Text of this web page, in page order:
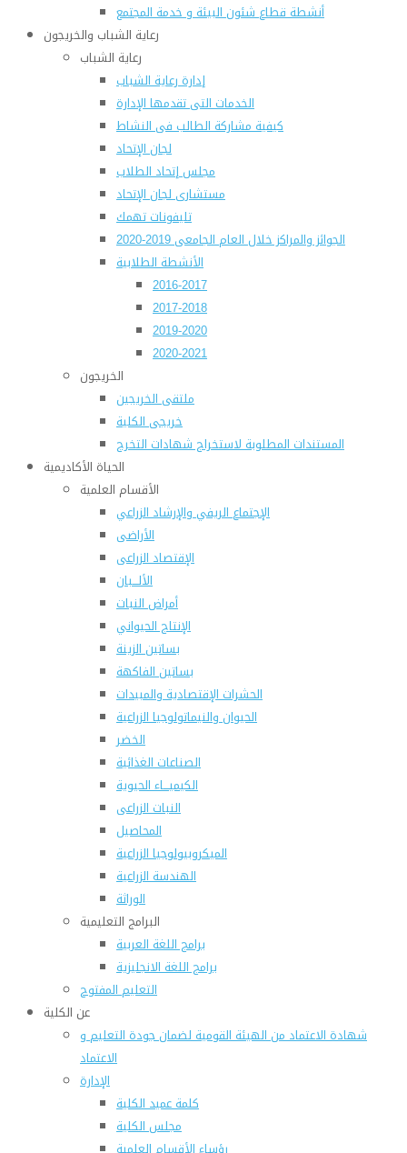
أنشطة قطاع شئون البيئة و خدمة المجتمع
رعاية الشباب والخريجون
رعاية الشباب
إدارة رعاية الشباب
الخدمات التى تقدمها الإدارة
كيفية مشاركة الطالب فى النشاط
لجان الإتحاد
مجلس إتحاد الطلاب
مستشارى لجان الإتحاد
تليفونات تهمك
الجوائز والمراكز خلال العام الجامعى 2019-2020
الأنشطة الطلابية
2016-2017
2017-2018
2019-2020
2020-2021
الخريجون
ملتقى الخريجين
خريجى الكلية
المستندات المطلوبة لاستخراج شهادات التخرج
الحياة الأكاديمية
الأقسام العلمية
الإجتماع الريفي والإرشاد الزراعي
الأراضى
الإقتصاد الزراعى
الألـــبان
أمراض النبات
الإنتاج الحيواني
بساتين الزينة
بساتين الفاكهة
الحشرات الإقتصادية والمبيدات
الحيوان والنيماتولوجيا الزراعية
الخضر
الصناعات الغذائية
الكيميـــاء الحيوية
النبات الزراعى
المحاصيل
الميكروبيولوجيا الزراعية
الهندسة الزراعية
الوراثة
البرامج التعليمية
برامج اللغة العربية
برامج اللغة الانجليزية
التعليم المفتوح
عن الكلية
شهادة الاعتماد من الهيئة القومية لضمان جودة التعليم و
الاعتماد
الإدارة
كلمة عميد الكلية
مجلس الكلية